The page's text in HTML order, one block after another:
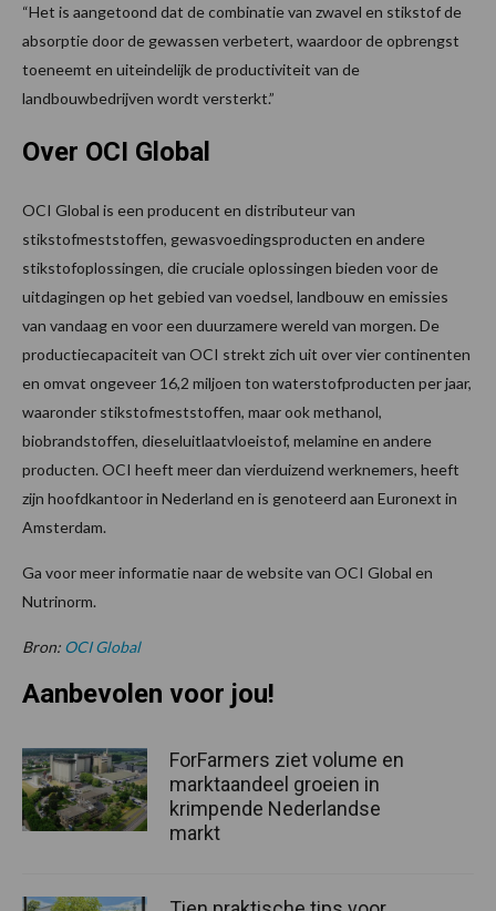
“Het is aangetoond dat de combinatie van zwavel en stikstof de
absorptie door de gewassen verbetert, waardoor de opbrengst
toeneemt en uiteindelijk de productiviteit van de
landbouwbedrijven wordt versterkt.”
Over OCI Global
OCI Global is een producent en distributeur van
stikstofmeststoffen, gewasvoedingsproducten en andere
stikstofoplossingen, die cruciale oplossingen bieden voor de
uitdagingen op het gebied van voedsel, landbouw en emissies
van vandaag en voor een duurzamere wereld van morgen. De
productiecapaciteit van OCI strekt zich uit over vier continenten
en omvat ongeveer 16,2 miljoen ton waterstofproducten per jaar,
waaronder stikstofmeststoffen, maar ook methanol,
biobrandstoffen, dieseluitlaatvloeistof, melamine en andere
producten. OCI heeft meer dan vierduizend werknemers, heeft
zijn hoofdkantoor in Nederland en is genoteerd aan Euronext in
Amsterdam.
Ga voor meer informatie naar de website van OCI Global en
Nutrinorm.
Bron: OCI Global
Aanbevolen voor jou!
ForFarmers ziet volume en
marktaandeel groeien in
krimpende Nederlandse
markt